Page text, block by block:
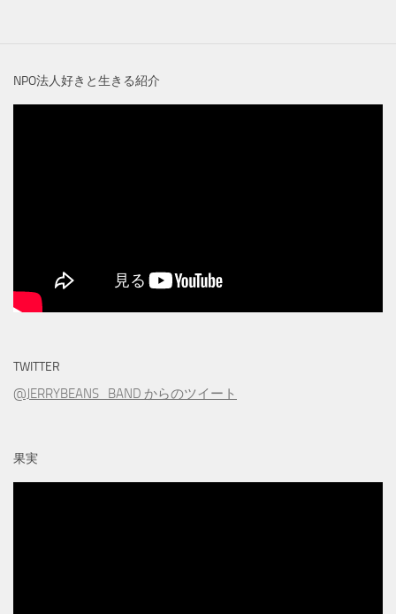
NPO法人好きと生きる紹介
TWITTER
@JERRYBEANS_BAND からのツイート
果実